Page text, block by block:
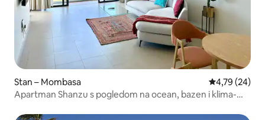
Stan – Mombasa Prosječna
4,79 (24)
Apartman Shanzu s pogledom na ocean, bazen i klima-